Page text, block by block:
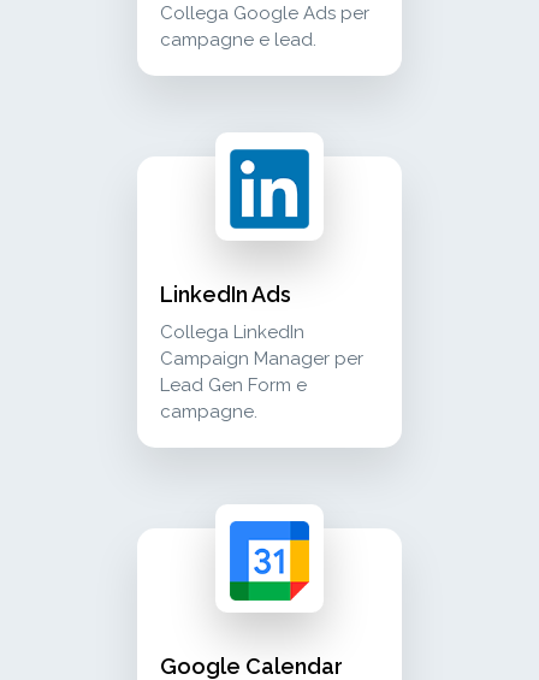
Collega Google Ads per
campagne e lead.
linkedin ads collega linkedin campaign
advertising
LinkedIn Ads
Collega LinkedIn
Campaign Manager per
Lead Gen Form e
campagne.
google calendar visualizza i appuntamenti di
calendar
Google Calendar